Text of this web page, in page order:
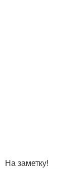
На заметку!